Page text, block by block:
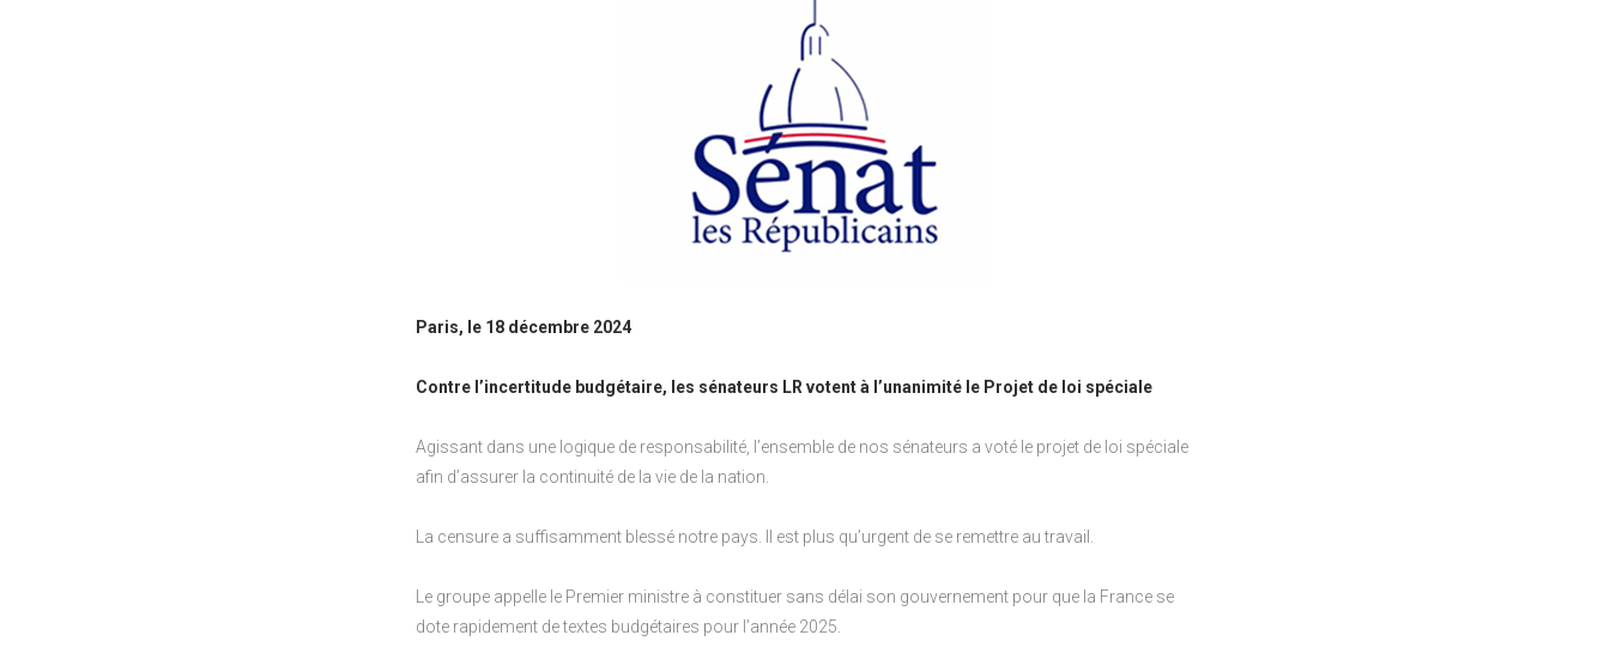
Paris, le 18 décembre 2024
Contre l’incertitude budgétaire, les sénateurs LR votent à l’unanimité le Projet de loi spéciale
Agissant dans une logique de responsabilité, l’ensemble de nos sénateurs a voté le projet de loi spéciale
afin d’assurer la continuité de la vie de la nation.
La censure a suffisamment blessé notre pays. Il est plus qu’urgent de se remettre au travail.
Le groupe appelle le Premier ministre à constituer sans délai son gouvernement pour que la France se
dote rapidement de textes budgétaires pour l’année 2025.